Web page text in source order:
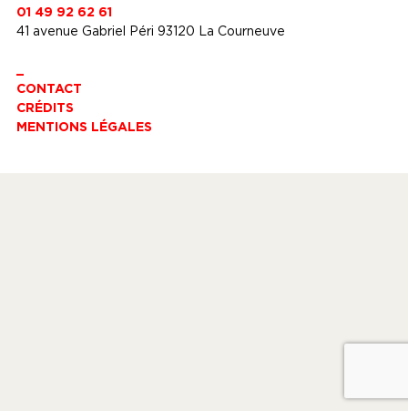
01 49 92 62 61
41 avenue Gabriel Péri 93120 La Courneuve
CONTACT
CRÉDITS
MENTIONS LÉGALES